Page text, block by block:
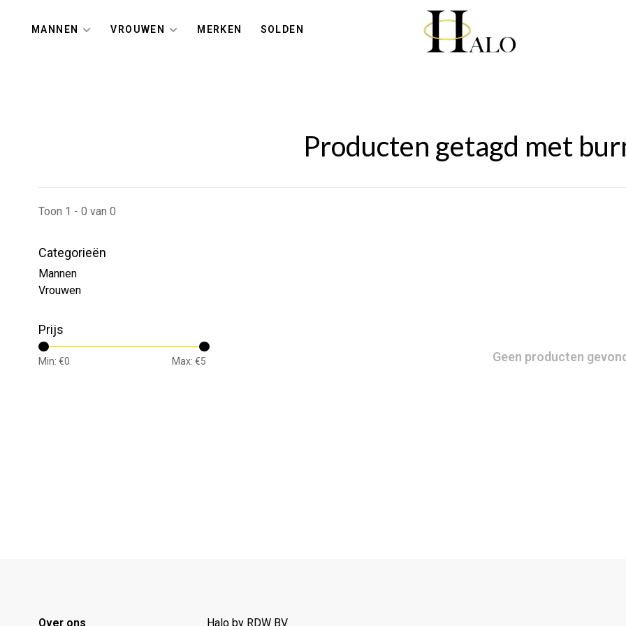
MANNEN VROUWEN MERKEN SOLDEN
Producten getagd met
Toon 1 - 0 van 0
Categorieën
Mannen
Vrouwen
Prijs
Min: €0 Max: €5 Geen producten
Over ons Halo by RDW BV